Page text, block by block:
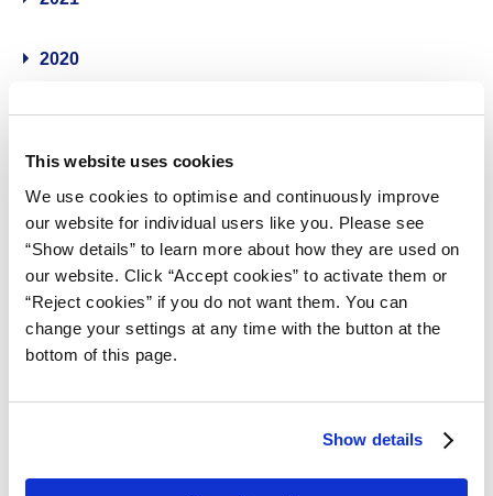
This website uses cookies
We use cookies to optimise and continuously improve
our website for individual users like you. Please see
“Show details” to learn more about how they are used on
our website. Click “Accept cookies” to activate them or
“Reject cookies” if you do not want them. You can
change your settings at any time with the button at the
bottom of this page.
Show details
2020
2019
2017
2016
2015